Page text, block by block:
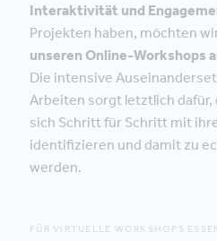
Interaktivität und
Projekten haben, möchten
unseren Online-Workshops
Die intensive
Arbeiten sorgt letztlich
sich Schritt für Schritt mit
identifizieren und damit zu
werden.
FÜR VIRTUELLE WORKSHOPS